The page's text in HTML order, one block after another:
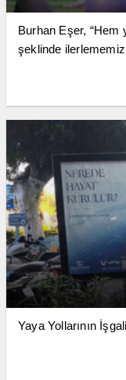
Burhan Eşer, “Hem
şeklinde ilerlememiz
Yaya Yollarının